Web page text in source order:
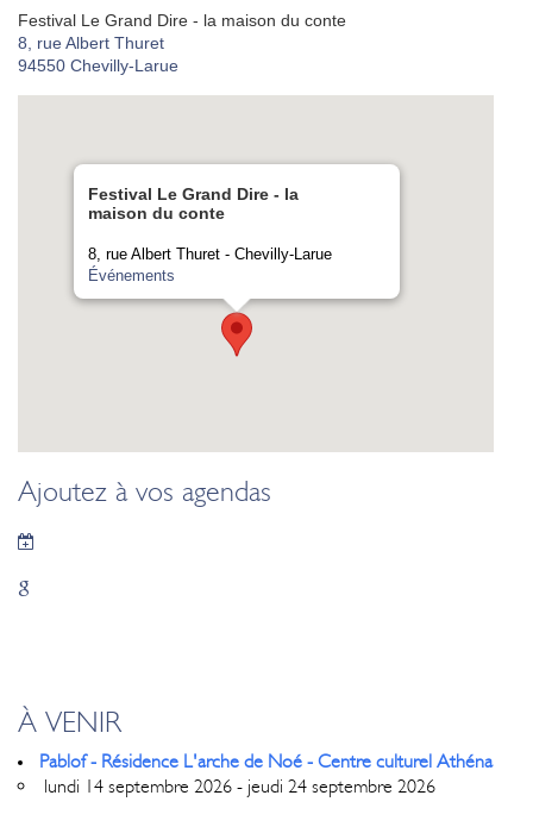
Festival Le Grand Dire - la maison du conte
8, rue Albert Thuret
94550 Chevilly-Larue
Festival Le Grand Dire - la
maison du conte
8, rue Albert Thuret - Chevilly-Larue
Événements
Ajoutez à vos agendas
À VENIR
Pablof - Résidence L'arche de Noé - Centre culturel Athéna
lundi 14 septembre 2026 - jeudi 24 septembre 2026